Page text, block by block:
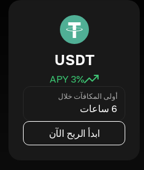
USDT
3% APY
أولى المكافآت خلال
6 ساعات
ابدأ الربح الآن